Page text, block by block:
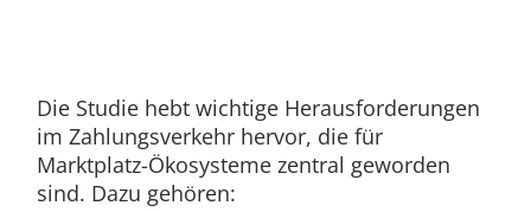
Die Studie hebt wichtige Herausforderungen
im Zahlungsverkehr hervor, die für
Marktplatz-Ökosysteme zentral geworden
sind. Dazu gehören: